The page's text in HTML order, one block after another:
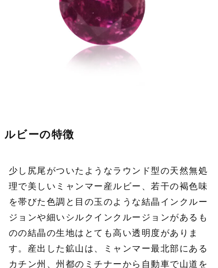
ルビーの特徴
少し尻尾がついたようなラウンド型の天然無処
理で美しいミャンマー産ルビー、若干の褐色味
を帯びた色調と目の玉のような結晶インクルー
ジョンや細いシルクインクルージョンがあるも
のの結晶の生地はとても高い透明度がありま
す。産出した鉱山は、ミャンマー最北部にある
カチン州、州都のミチナーから自動車で山道を